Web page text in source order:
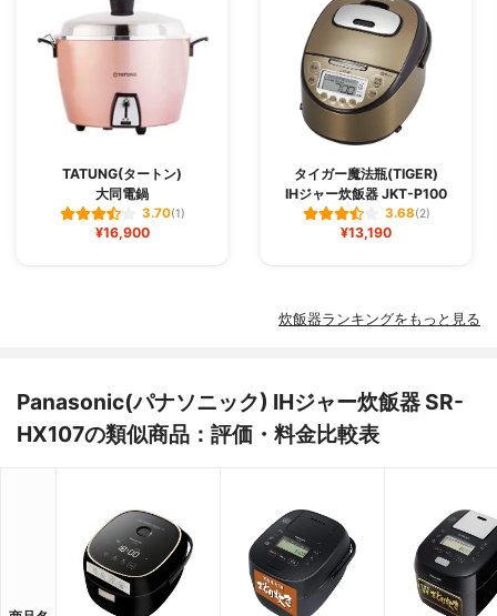
TATUNG(タートン)
大同電鍋
3.70(1)
¥16,900
タイガー魔法瓶(TIGER)
IHジャー炊飯器 JKT-P100
3.68(2)
¥13,190
炊飯器ランキングをもっと見る
Panasonic(パナソニック) IHジャー炊飯器 SR-
HX107の類似商品：評価・料金比較表